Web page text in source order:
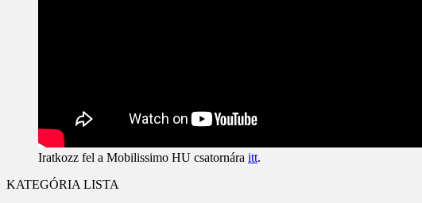
Iratkozz fel a Mobilissimo HU csatornára itt.
KATEGÓRIA LISTA